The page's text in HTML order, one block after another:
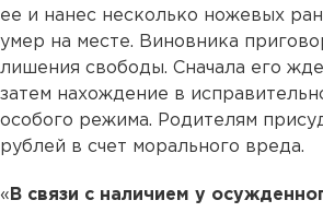
ее и нанес несколько ножевых
умер на месте. Виновника
лишения свободы. Сначала его
затем нахождение в
особого режима. Родителям
рублей в счет морального вреда.
« В связи с наличием у